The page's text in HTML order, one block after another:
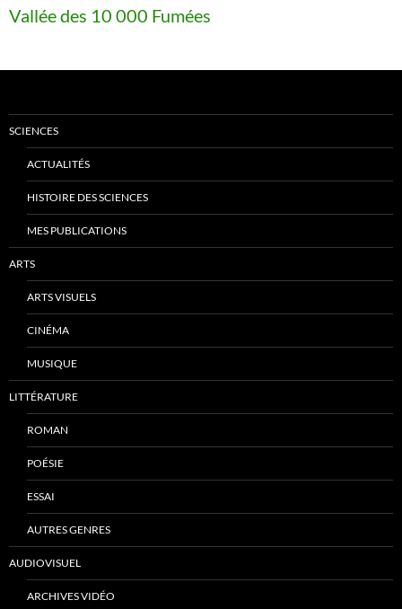
Vallée des 10 000 Fumées
SCIENCES
ACTUALITÉS
HISTOIRE DES SCIENCES
MES PUBLICATIONS
ARTS
ARTS VISUELS
CINÉMA
MUSIQUE
LITTÉRATURE
ROMAN
POÉSIE
ESSAI
AUTRES GENRES
AUDIOVISUEL
ARCHIVES VIDÉO